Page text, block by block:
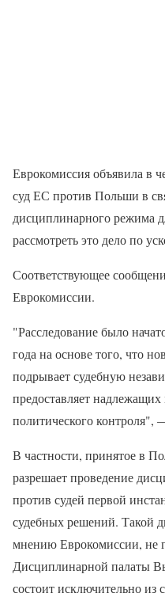
Еврокомиссия объявила в
суд ЕС против Польши в
дисциплинарного режима
рассмотреть это дело по
Соответствующее
Еврокомиссии.
"Расследование было
года на основе того, что
подрывает судебную
предоставляет
политического контроля",
В частности, принятое в
разрешает проведение
против судей первой
судебных решений. Такой
мнению Еврокомиссии, не
Дисциплинарной палаты
состоит исключительно из